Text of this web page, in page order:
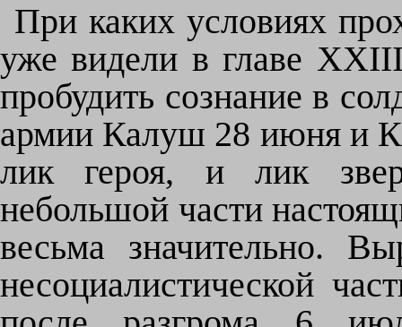
При каких условиях
уже видели в главе
пробудить сознание в
армии Калуш 28 июня и
лик героя, и лик
небольшой части
весьма значительно.
несоциалистической